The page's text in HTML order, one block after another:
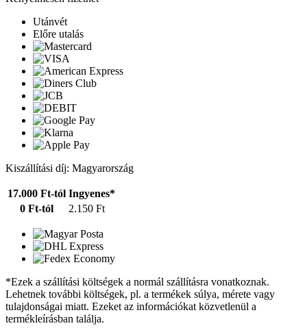
Utánvét
Előre utalás
Kiszállítási díj: Magyarország
17.000 Ft-tól Ingyenes*
0 Ft-tól
2.150 Ft
*Ezek a szállítási költségek a normál szállításra vonatkoznak.
Lehetnek további költségek, pl. a termékek súlya, mérete vagy
tulajdonságai miatt. Ezeket az információkat közvetlenül a
termékleírásban találja.